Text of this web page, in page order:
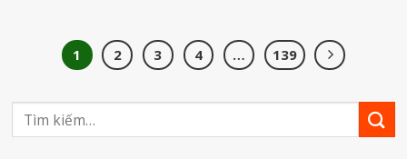
1 2 3 4 … 139